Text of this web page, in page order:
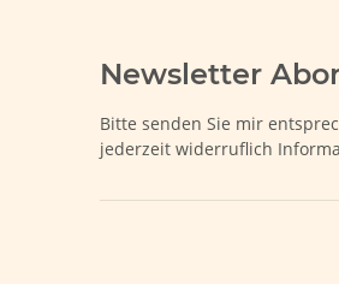
Newsletter
Bitte senden Sie mir
jederzeit widerruflich